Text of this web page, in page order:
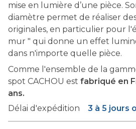
mise en lumière d’une pièce.
diamètre permet de réaliser
originales, en particulier pour
mur " qui donne un effet
dans n'importe quelle pièce.
Comme l'ensemble de la
spot CACHOU est fabriqué en
ans.
Délai d'expédition
3 à 5 jours